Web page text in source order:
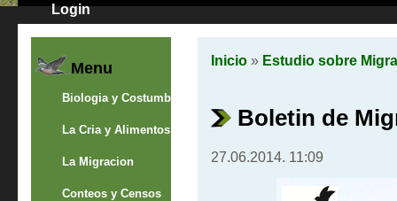
Login
Menu
Biologia y Costumbres
La Cria y Alimentos
La Migracion
Conteos y Censos
Inicio» Estudio sobre
Boletin de
27.06.2014. 11:09